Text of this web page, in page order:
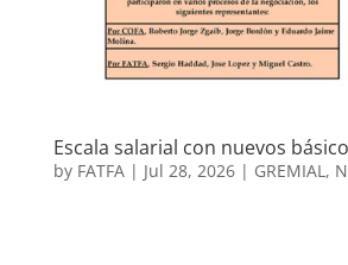
Escala salarial con nuevos
by FATFA| Jul 28, 2026| GREMIAL,